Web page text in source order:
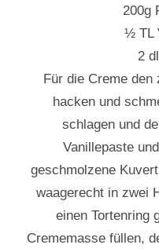
200g
½ TL
2
Für die Creme den
hacken und
schlagen und
Vanillepaste
geschmolzene
waagerecht in zwei
einen Tortenring
Crememasse füllen,